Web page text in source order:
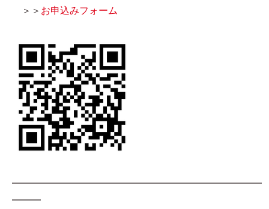
＞＞ お申込みフォーム
━━━━━━━━━━━━━━━━━━━━━━━━━━
━━━